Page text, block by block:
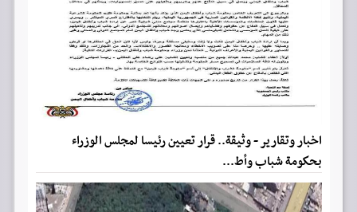
اخبار وتقارير - وثيقة.. قرار تعيين رئيسا لمجلس الوزراء
بحكومة شباب وأط...